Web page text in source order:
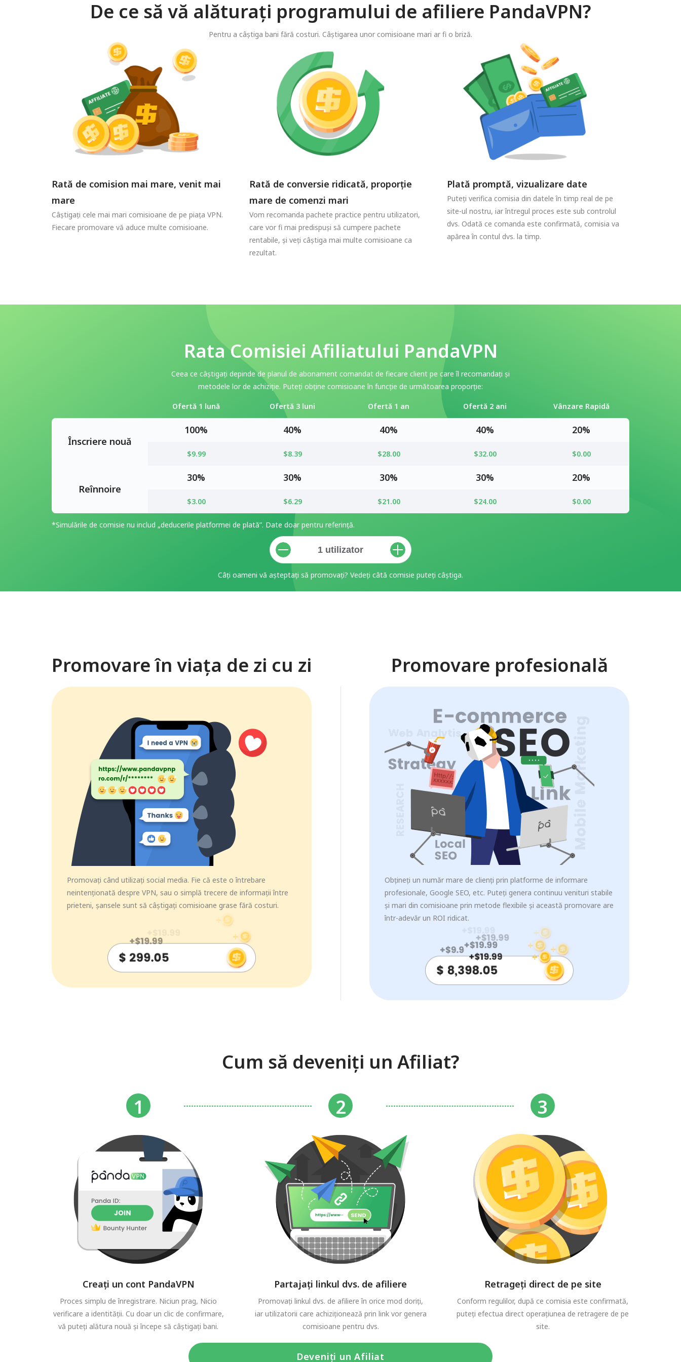
De ce să vă alăturați programului de afiliere PandaVPN?
Pentru a câștiga bani fără costuri. Câștigarea unor comisioane mari ar fi o briză.
Rată de comision mai mare, venit mai
mare
Câștigați cele mai mari comisioane de pe piața VPN.
Fiecare promovare vă aduce multe comisioane.
Rată de conversie ridicată, proporție
mare de comenzi mari
Vom recomanda pachete practice pentru utilizatori,
care vor fi mai predispuși să cumpere pachete
rentabile, și veți câștiga mai multe comisioane ca
rezultat.
Plată promptă, vizualizare date
Puteți verifica comisia din datele în timp real de pe
site-ul nostru, iar întregul proces este sub controlul
dvs. Odată ce comanda este confirmată, comisia va
apărea în contul dvs. la timp.
Rata Comisiei Afiliatului PandaVPN
Ceea ce câștigați depinde de planul de abonament comandat de fiecare client pe care îl recomandați și
metodele lor de achiziție. Puteți obține comisioane în funcție de următoarea proporție:
Ofertă 1 lună Ofertă 3 luni Ofertă 1 an Ofertă 2 ani Vânzare Rapidă
Înscriere nouă
100% 40% 40% 40% 20%
$9.99 $8.39 $28.00 $32.00 $0.00
Reînnoire
30% 30% 30% 30% 20%
$3.00 $6.29 $21.00 $24.00 $0.00
*Simulările de comisie nu includ „deducerile platformei de plată”. Date doar pentru referință.
Câți oameni vă așteptați să promovați? Vedeți câtă comisie puteți câștiga.
Promovare în viața de zi cu zi Promovare profesională
Promovați când utilizați social media. Fie că este o întrebare
neintenționată despre VPN, sau o simplă trecere de informații între
prieteni, șansele sunt să câștigați comisioane grase fără costuri.
Obțineți un număr mare de clienți prin platforme de informare
profesionale, Google SEO, etc. Puteți genera continuu venituri stabile
și mari din comisioane prin metode flexibile și această promovare are
într-adevăr un ROI ridicat.
Cum să deveniți un Afiliat?
Creați un cont PandaVPN
Proces simplu de înregistrare. Niciun prag, Nicio
verificare a identității. Cu doar un clic de confirmare,
vă puteți alătura nouă și începe să câștigați bani.
Partajați linkul dvs. de afiliere
Promovați linkul dvs. de afiliere în orice mod doriți,
iar utilizatorii care achiziționează prin link vor genera
comisioane pentru dvs.
Retrageți direct de pe site
Conform regulilor, după ce comisia este confirmată,
puteți efectua direct operațiunea de retragere de pe
site.
Deveniți un Afiliat